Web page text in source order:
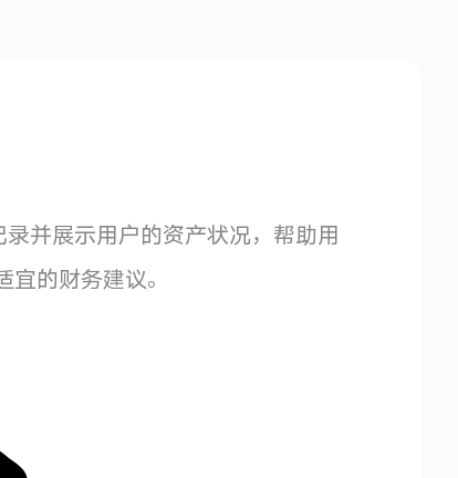
并展示用户的资产状况，帮助用
的财务建议。